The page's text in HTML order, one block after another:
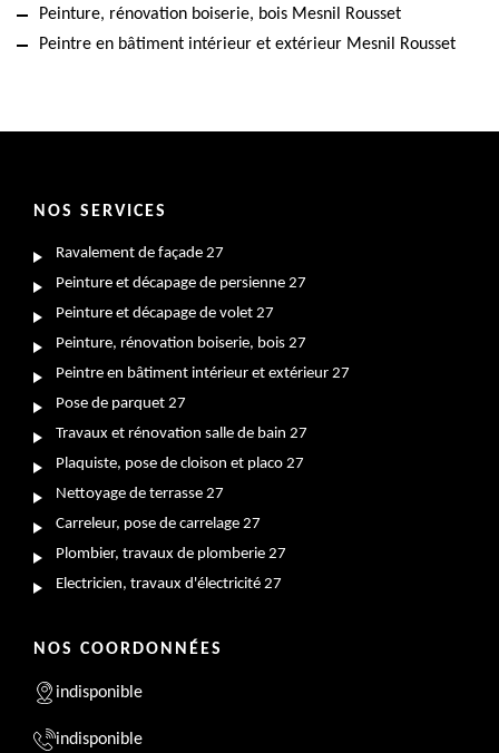
Peinture, rénovation boiserie, bois Mesnil Rousset
Peintre en bâtiment intérieur et extérieur Mesnil Rousset
NOS SERVICES
Ravalement de façade 27
Peinture et décapage de persienne 27
Peinture et décapage de volet 27
Peinture, rénovation boiserie, bois 27
Peintre en bâtiment intérieur et extérieur 27
Pose de parquet 27
Travaux et rénovation salle de bain 27
Plaquiste, pose de cloison et placo 27
Nettoyage de terrasse 27
Carreleur, pose de carrelage 27
Plombier, travaux de plomberie 27
Electricien, travaux d'électricité 27
NOS COORDONNÉES
indisponible
indisponible